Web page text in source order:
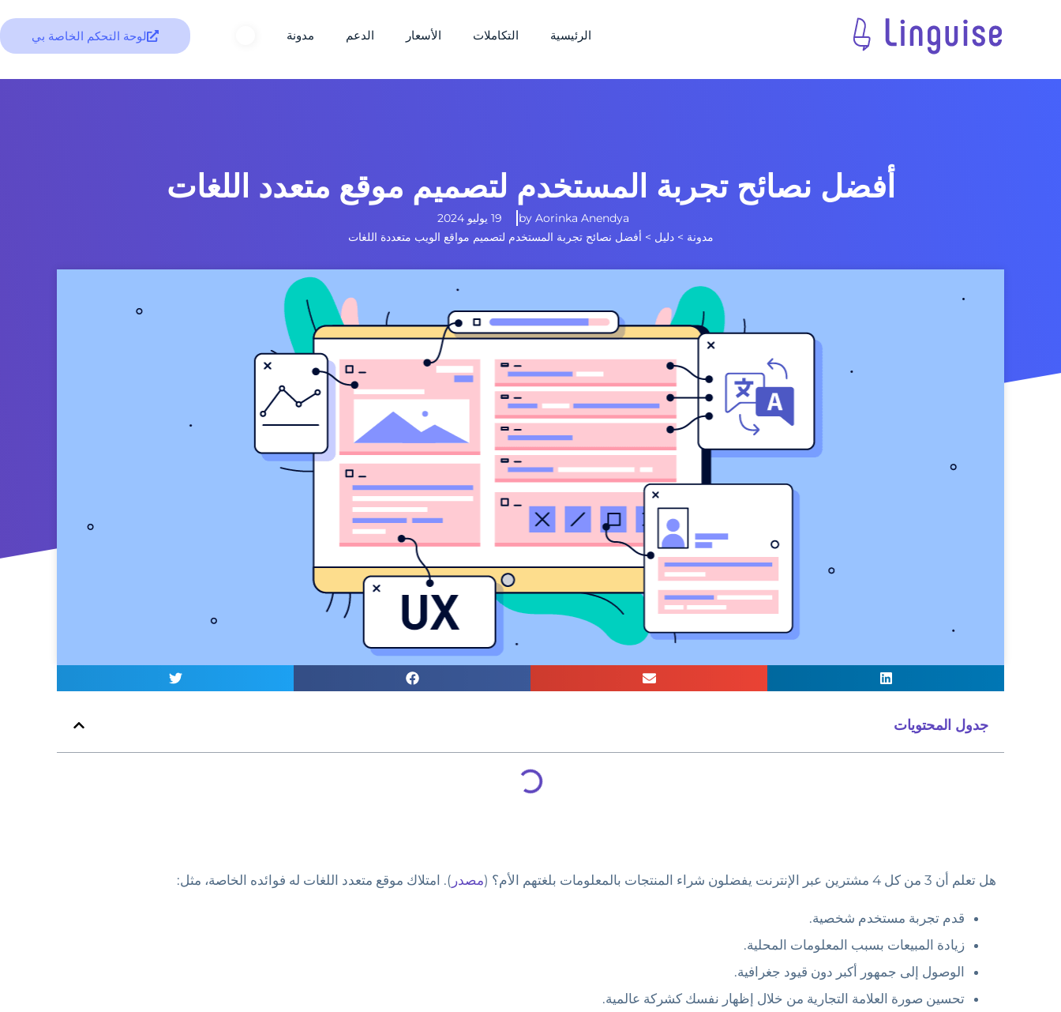
الرئيسية التكاملات الأسعار الدعم مدونة لوحة التحكم الخاصة بي
أفضل نصائح تجربة المستخدم لتصميم موقع متعدد اللغات
by Aorinka Anendya
19 يوليو 2024
مدونة >دليل > أفضل نصائح تجربة المستخدم لتصميم مواقع الويب متعددة اللغات
جدول المحتويات
هل تعلم أن 3 من كل 4 مشترين عبر الإنترنت يفضلون شراء المنتجات بالمعلومات بلغتهم الأم؟ ( مصدر ). امتلاك موقع متعدد اللغات له فوائده الخاصة، مثل:
قدم تجربة مستخدم شخصية.
زيادة المبيعات بسبب المعلومات المحلية.
الوصول إلى جمهور أكبر دون قيود جغرافية.
تحسين صورة العلامة التجارية من خلال إظهار نفسك كشركة عالمية.